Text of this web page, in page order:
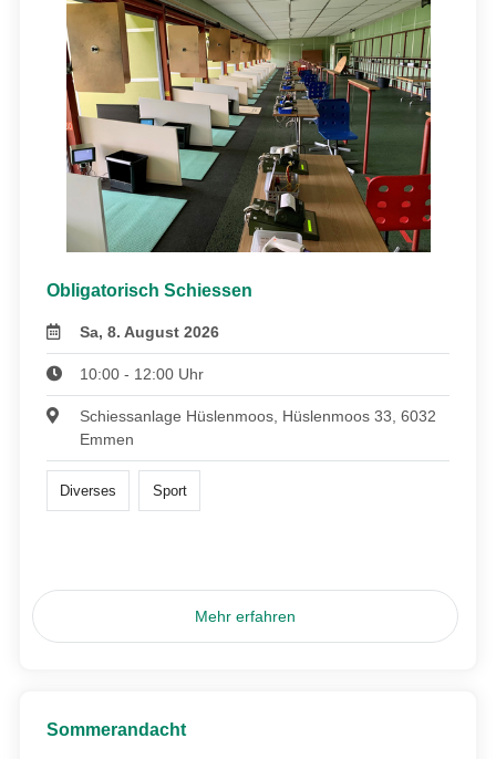
Obligatorisch Schiessen
Sa, 8. August 2026
10:00 - 12:00 Uhr
Schiessanlage Hüslenmoos, Hüslenmoos 33, 6032
Emmen
Diverses Sport
Mehr erfahren
Sommerandacht